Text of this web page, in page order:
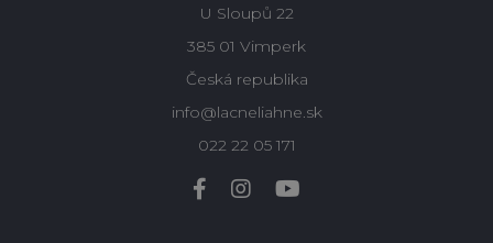
U Sloupů 22
385 01 Vimperk
Česká republika
info@lacneliahne.sk
022 22 05 171